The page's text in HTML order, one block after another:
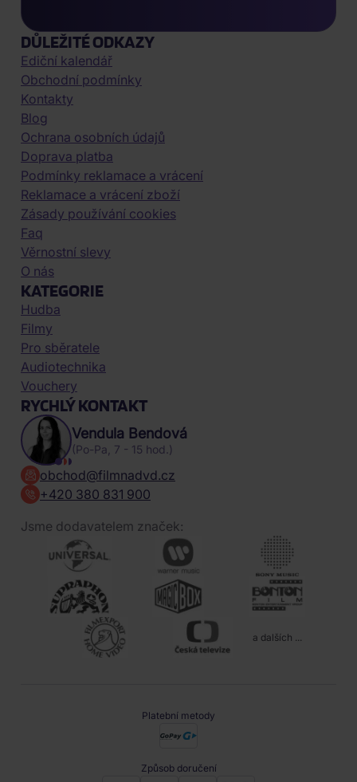
DŮLEŽITÉ ODKAZY
Ediční kalendář
Obchodní podmínky
Kontakty
Blog
Ochrana osobních údajů
Doprava platba
Podmínky reklamace a vrácení
Reklamace a vrácení zboží
Zásady používání cookies
Faq
Věrnostní slevy
O nás
KATEGORIE
Hudba
Filmy
Pro sběratele
Audiotechnika
Vouchery
RYCHLÝ KONTAKT
Vendula Bendová
(Po-Pa, 7 - 15 hod.)
obchod@filmnadvd.cz
+420 380 831 900
Jsme dodavatelem značek:
a dalších ...
Platební metody
Způsob doručení